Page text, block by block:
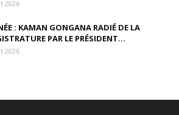
2026
: KAMAN GONGANA RADIÉ DE LA
PAR LE PRÉSIDENT...
2026